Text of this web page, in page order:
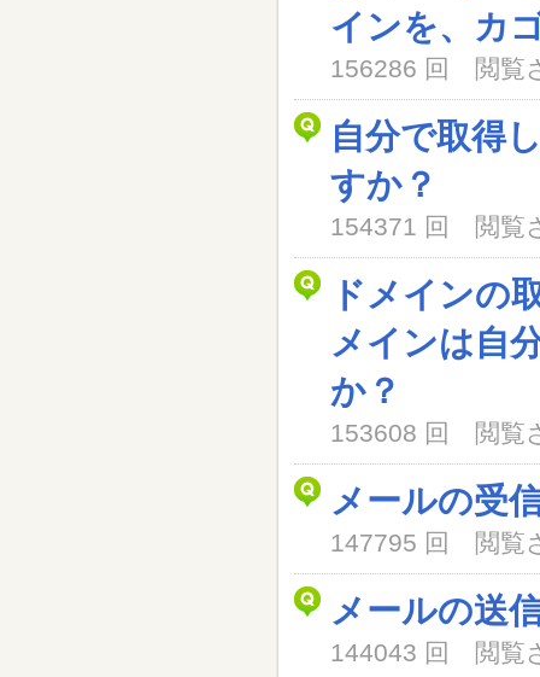
インを、カ
156286 回 閲覧
自分で取得
すか？
154371 回 閲覧
ドメインの
メインは自
か？
153608 回 閲覧
メールの受
147795 回 閲覧
メールの送
144043 回 閲覧